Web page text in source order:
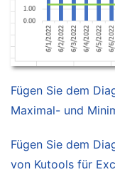
Fügen Sie dem
Maximal- und
Fügen Sie dem
von Kutools für